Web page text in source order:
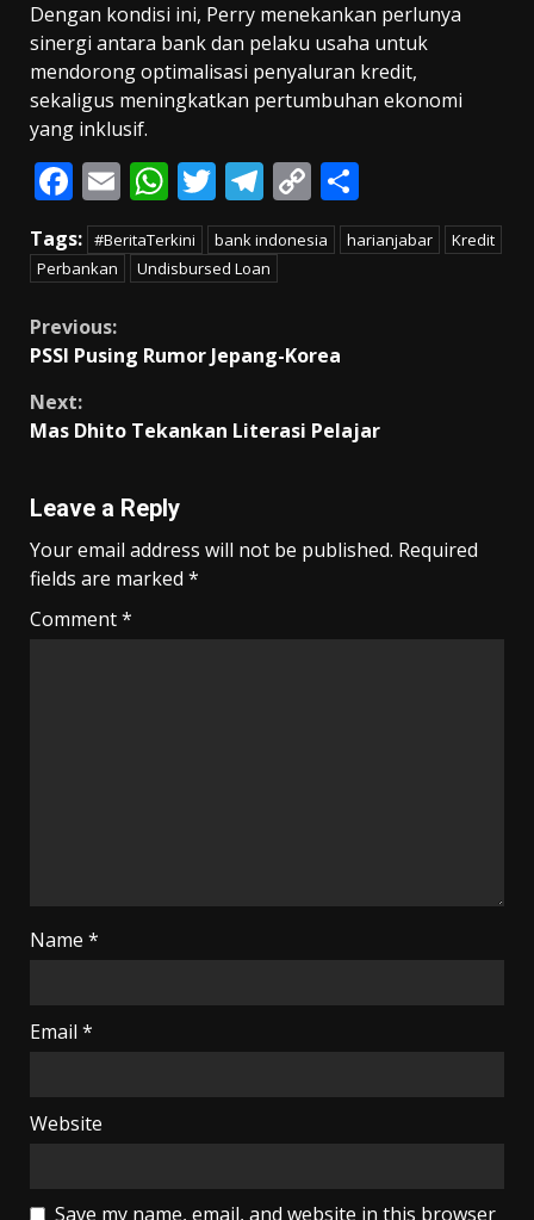
Dengan kondisi ini, Perry menekankan perlunya
sinergi antara bank dan pelaku usaha untuk
mendorong optimalisasi penyaluran kredit,
sekaligus meningkatkan pertumbuhan ekonomi
yang inklusif.
F
ac
e
b
o
o
k
E
m
ai
l
W
h
at
s
p
T
w
itt
er
T
el
e
gr
m
C
o
p
n
k
h
ar
Tags: #BeritaTerkini bank indonesia harianjabar
Kredit
Perbankan
Undisbursed Loan
Continue
Reading
Previous:
PSSI Pusing Rumor Jepang-Korea
Next:
Mas Dhito Tekankan Literasi Pelajar
Leave a Reply
Your email address will not be published. Required
fields are marked *
Comment*
Name *
Email *
Website
Save my name, email, and website in this browser